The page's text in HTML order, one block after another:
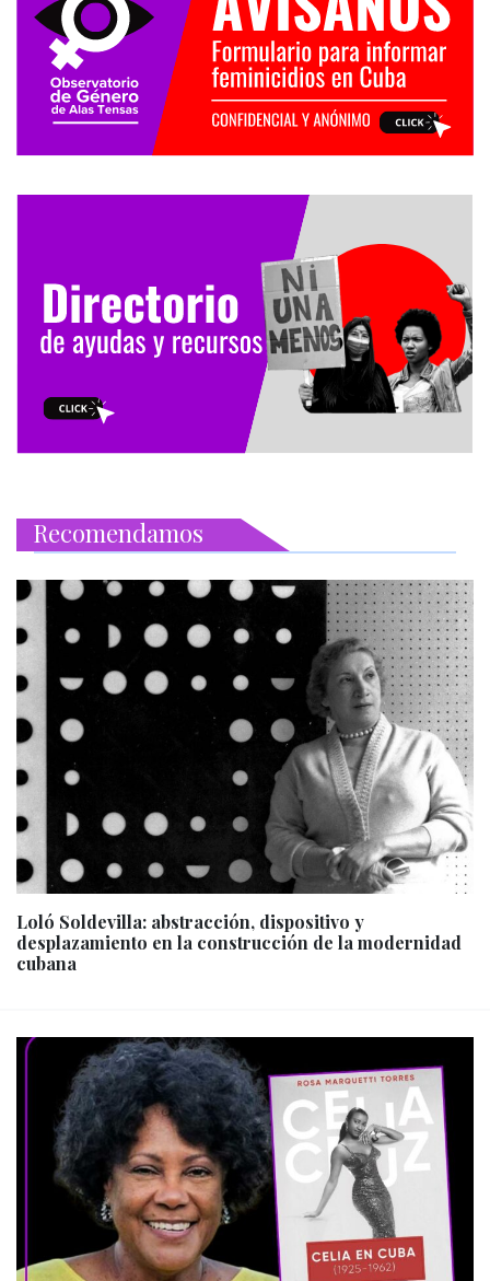
Recomendamos
Loló Soldevilla: abstracción, dispositivo y
desplazamiento en la construcción de la modernidad
cubana